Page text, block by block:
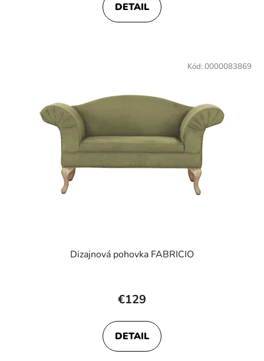
DETAIL
Dizajnová pohovka FABRICIO
€129
DETAIL
Kód: 0000083869